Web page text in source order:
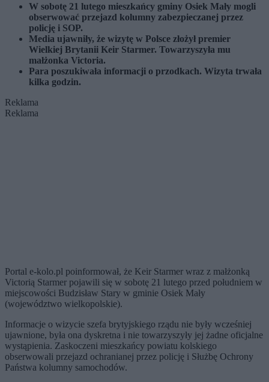
W sobotę 21 lutego mieszkańcy gminy Osiek Mały mogli
obserwować przejazd kolumny zabezpieczanej przez
policję i SOP.
Media ujawniły, że wizytę w Polsce złożył premier
Wielkiej Brytanii Keir Starmer. Towarzyszyła mu
małżonka Victoria.
Para poszukiwała informacji o przodkach. Wizyta trwała
kilka godzin.
Reklama
Reklama
Portal e-kolo.pl poinformował, że Keir Starmer wraz z małżonką
Victorią Starmer pojawili się w sobotę 21 lutego przed południem w
miejscowości Budzisław Stary w gminie Osiek Mały
(województwo wielkopolskie).
Informacje o wizycie szefa brytyjskiego rządu nie były wcześniej
ujawnione, była ona dyskretna i nie towarzyszyły jej żadne oficjalne
wystąpienia. Zaskoczeni mieszkańcy powiatu kolskiego
obserwowali przejazd ochranianej przez policję i Służbę Ochrony
Państwa kolumny samochodów.